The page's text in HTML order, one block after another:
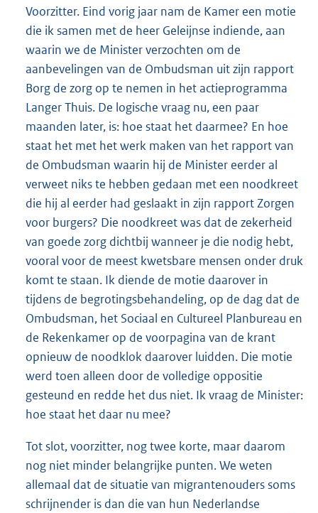
Voorzitter. Eind vorig jaar nam de Kamer een motie
die ik samen met de heer Geleijnse indiende, aan
waarin we de Minister verzochten om de
aanbevelingen van de Ombudsman uit zijn rapport
Borg de zorg op te nemen in het actieprogramma
Langer Thuis. De logische vraag nu, een paar
maanden later, is: hoe staat het daarmee? En hoe
staat het met het werk maken van het rapport van
de Ombudsman waarin hij de Minister eerder al
verweet niks te hebben gedaan met een noodkreet
die hij al eerder had geslaakt in zijn rapport Zorgen
voor burgers? Die noodkreet was dat de zekerheid
van goede zorg dichtbij wanneer je die nodig hebt,
vooral voor de meest kwetsbare mensen onder druk
komt te staan. Ik diende de motie daarover in
tijdens de begrotingsbehandeling, op de dag dat de
Ombudsman, het Sociaal en Cultureel Planbureau en
de Rekenkamer op de voorpagina van de krant
opnieuw de noodklok daarover luidden. Die motie
werd toen alleen door de volledige oppositie
gesteund en redde het dus niet. Ik vraag de Minister:
hoe staat het daar nu mee?
Tot slot, voorzitter, nog twee korte, maar daarom
nog niet minder belangrijke punten. We weten
allemaal dat de situatie van migrantenouders soms
schrijnender is dan die van hun Nederlandse